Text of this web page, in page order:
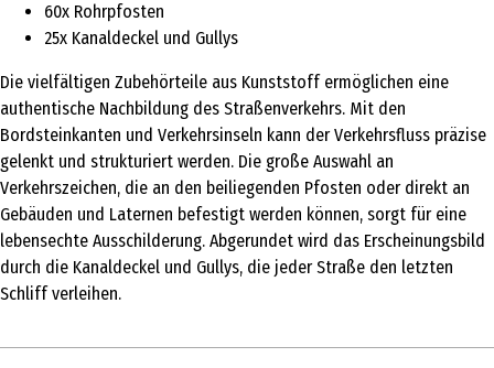
60x Rohrpfosten
25x Kanaldeckel und Gullys
Die vielfältigen Zubehörteile aus Kunststoff ermöglichen eine
authentische Nachbildung des Straßenverkehrs. Mit den
Bordsteinkanten und Verkehrsinseln kann der Verkehrsfluss präzise
gelenkt und strukturiert werden. Die große Auswahl an
Verkehrszeichen, die an den beiliegenden Pfosten oder direkt an
Gebäuden und Laternen befestigt werden können, sorgt für eine
lebensechte Ausschilderung. Abgerundet wird das Erscheinungsbild
durch die Kanaldeckel und Gullys, die jeder Straße den letzten
Schliff verleihen.